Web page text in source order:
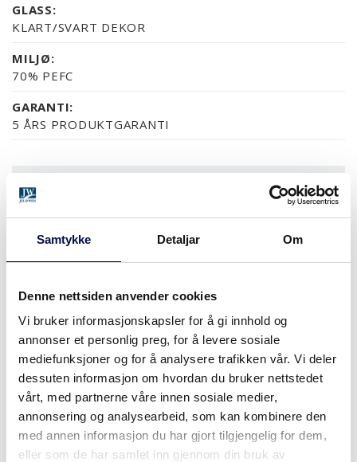
Samtykke Detaljar Om
Denne nettsiden anvender cookies
Vi bruker informasjonskapsler for å gi innhold og
annonser et personlig preg, for å levere sosiale
mediefunksjoner og for å analysere trafikken vår. Vi deler
dessuten informasjon om hvordan du bruker nettstedet
vårt, med partnerne våre innen sosiale medier,
annonsering og analysearbeid, som kan kombinere den
med annen informasjon du har gjort tilgjengelig for dem,
eller som de har samlet inn gjennom din bruk av
GLASS:
KLART/SVART DEKOR
MILJØ:
70% PEFC
GARANTI:
5 ÅRS PRODUKTGARANTI
OVERFLATER (10)
NESTEN ALLE NCS S OG RAL FARGER
EIK UBEHANDLET
EIK VALNØTT UBEHANDLET
VALNØTT
MER
STØRRELSER
HVOR KAN MAN KJØPE